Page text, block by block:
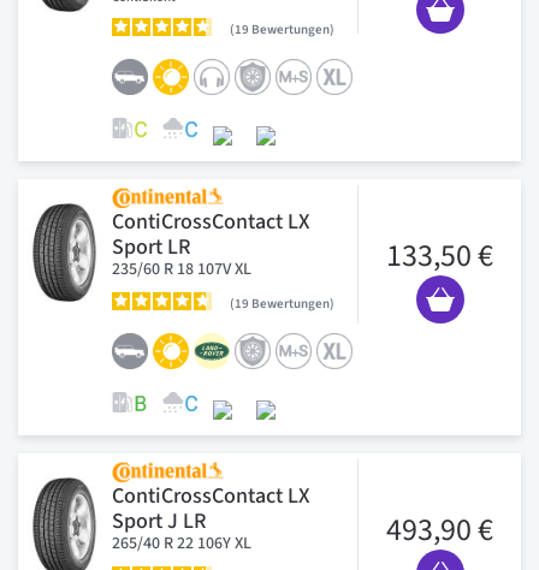
19 Bewertungen
ContiCrossContact LX
Sport LR
235/60 R 18 107V XL
19 Bewertungen
133,50 €
ContiCrossContact LX
Sport J LR
265/40 R 22 106Y XL 493,90 €